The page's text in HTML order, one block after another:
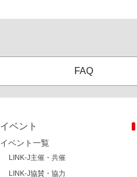
FAQ
イベント
イベント一覧
LINK-J主催・共催
LINK-J協賛・協力